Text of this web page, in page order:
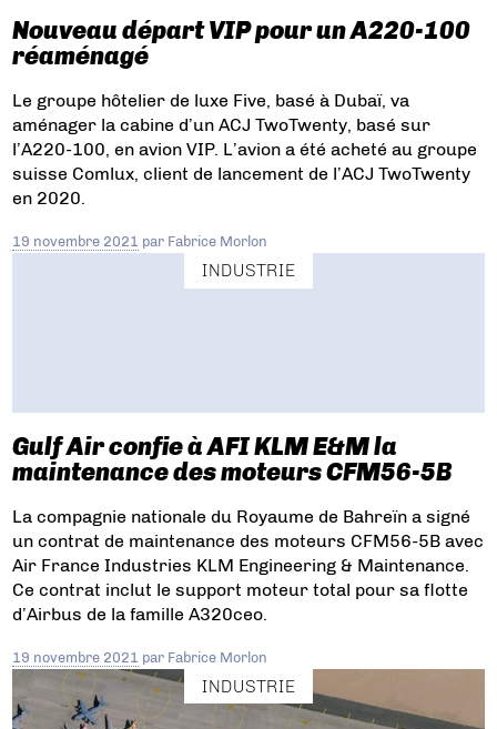
Nouveau départ VIP pour un A220-100
réaménagé
Le groupe hôtelier de luxe Five, basé à Dubaï, va
aménager la cabine d’un ACJ TwoTwenty, basé sur
l’A220-100, en avion VIP. L’avion a été acheté au groupe
suisse Comlux, client de lancement de l’ACJ TwoTwenty
en 2020.
19 novembre 2021 par Fabrice Morlon
INDUSTRIE
Gulf Air confie à AFI KLM E&M la
maintenance des moteurs CFM56-5B
La compagnie nationale du Royaume de Bahreïn a signé
un contrat de maintenance des moteurs CFM56-5B avec
Air France Industries KLM Engineering & Maintenance.
Ce contrat inclut le support moteur total pour sa flotte
d’Airbus de la famille A320ceo.
19 novembre 2021 par Fabrice Morlon
INDUSTRIE